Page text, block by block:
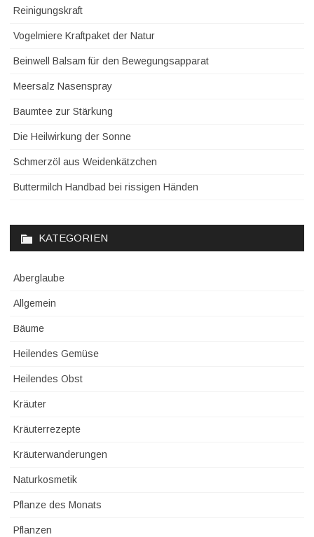
Reinigungskraft
Vogelmiere Kraftpaket der Natur
Beinwell Balsam für den Bewegungsapparat
Meersalz Nasenspray
Baumtee zur Stärkung
Die Heilwirkung der Sonne
Schmerzöl aus Weidenkätzchen
Buttermilch Handbad bei rissigen Händen
KATEGORIEN
Aberglaube
Allgemein
Bäume
Heilendes Gemüse
Heilendes Obst
Kräuter
Kräuterrezepte
Kräuterwanderungen
Naturkosmetik
Pflanze des Monats
Pflanzen